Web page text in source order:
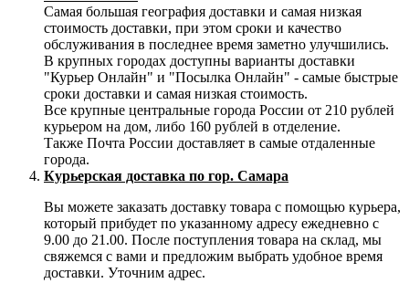
Самая большая география доставки и самая низкая
стоимость доставки, при этом сроки и качество
обслуживания в последнее время заметно улучшились.
В крупных городах доступны варианты доставки
"Курьер Онлайн" и "Посылка Онлайн" - самые быстрые
сроки доставки и самая низкая стоимость.
Все крупные центральные города России от 210 рублей
курьером на дом, либо 160 рублей в отделение.
Также Почта России доставляет в самые отдаленные
города.
Курьерская доставка по гор. Самара
Вы можете заказать доставку товара с помощью курьера,
который прибудет по указанному адресу ежедневно с
9.00 до 21.00. После поступления товара на склад, мы
свяжемся с вами и предложим выбрать удобное время
доставки. Уточним адрес.